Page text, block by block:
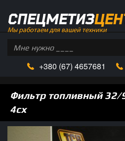
СПЕЦМЕТИЗ
Мы работаем для вашей техники
+380 (67) 4657681
Фильтр топливный 32/
4сх